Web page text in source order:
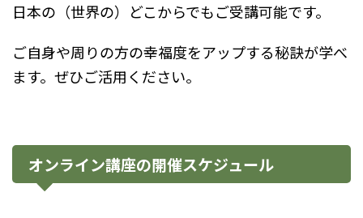
日本の（世界の）どこからでもご受講可能です。
ご自身や周りの方の幸福度をアップする秘訣が学べ
ます。ぜひご活用ください。
オンライン講座の開催スケジュール